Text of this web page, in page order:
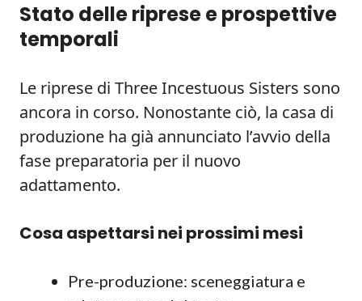
Stato delle riprese e prospettive
temporali
Le riprese di Three Incestuous Sisters sono
ancora in corso. Nonostante ciò, la casa di
produzione ha già annunciato l’avvio della
fase preparatoria per il nuovo
adattamento.
Cosa aspettarsi nei prossimi mesi
Pre-produzione: sceneggiatura e